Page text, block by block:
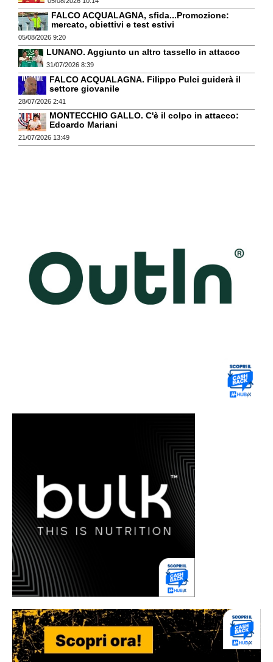
FALCO ACQUALAGNA, sfida...Promozione:
mercato, obiettivi e test estivi
05/08/2026 9:20
LUNANO. Aggiunto un altro tassello in attacco
31/07/2026 8:39
FALCO ACQUALAGNA. Filippo Pulci guiderà il
settore giovanile
28/07/2026 2:41
MONTECCHIO GALLO. C'è il colpo in attacco:
Edoardo Mariani
21/07/2026 13:49